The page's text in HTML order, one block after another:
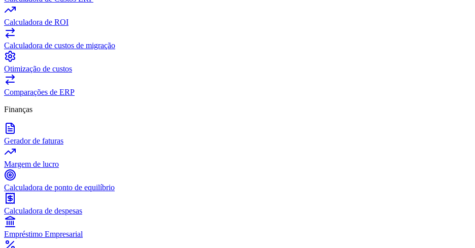
Calculadora de ROI
Calculadora de custos de migração
Otimização de custos
Comparações de ERP
Finanças
Gerador de faturas
Margem de lucro
Calculadora de ponto de equilíbrio
Calculadora de despesas
Empréstimo Empresarial